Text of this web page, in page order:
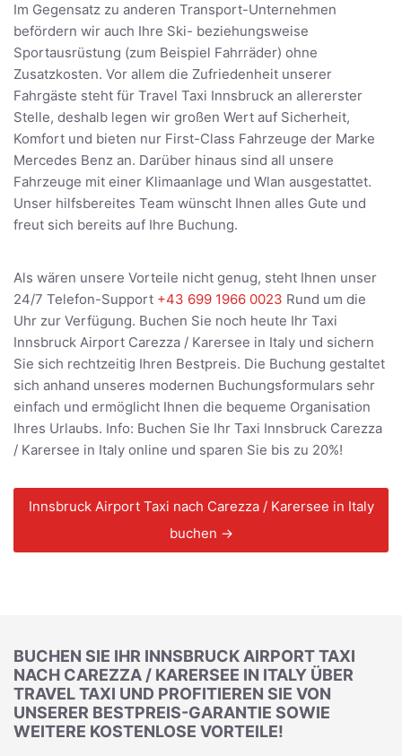
Im Gegensatz zu anderen Transport-Unternehmen
befördern wir auch Ihre Ski- beziehungsweise
Sportausrüstung (zum Beispiel Fahrräder) ohne
Zusatzkosten. Vor allem die Zufriedenheit unserer
Fahrgäste steht für Travel Taxi Innsbruck an allererster
Stelle, deshalb legen wir großen Wert auf Sicherheit,
Komfort und bieten nur First-Class Fahrzeuge der Marke
Mercedes Benz an. Darüber hinaus sind all unsere
Fahrzeuge mit einer Klimaanlage und Wlan ausgestattet.
Unser hilfsbereites Team wünscht Ihnen alles Gute und
freut sich bereits auf Ihre Buchung.
Als wären unsere Vorteile nicht genug, steht Ihnen unser
24/7 Telefon-Support +43 699 1966 0023 Rund um die
Uhr zur Verfügung. Buchen Sie noch heute Ihr Taxi
Innsbruck Airport Carezza / Karersee in Italy und sichern
Sie sich rechtzeitig Ihren Bestpreis. Die Buchung gestaltet
sich anhand unseres modernen Buchungsformulars sehr
einfach und ermöglicht Ihnen die bequeme Organisation
Ihres Urlaubs. Info: Buchen Sie Ihr Taxi Innsbruck Carezza
/ Karersee in Italy online und sparen Sie bis zu 20%!
Innsbruck Airport Taxi nach Carezza / Karersee in Italy
buchen →
BUCHEN SIE IHR INNSBRUCK AIRPORT TAXI
NACH CAREZZA / KARERSEE IN ITALY ÜBER
TRAVEL TAXI UND PROFITIEREN SIE VON
UNSERER BESTPREIS-GARANTIE SOWIE
WEITERE KOSTENLOSE VORTEILE!